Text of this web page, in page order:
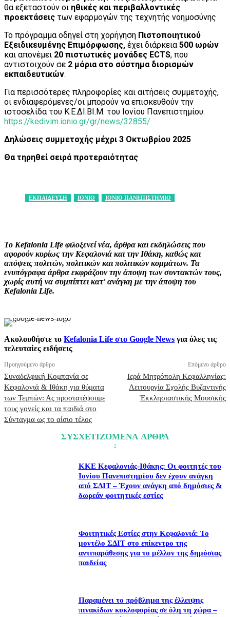
θα εξεταστούν οι ηθικές και περιβαλλοντικές
προεκτάσεις των εφαρμογών της τεχνητής νοημοσύνης
Το πρόγραμμα οδηγεί στη χορήγηση Πιστοποιητικού
Εξειδικευμένης Επιμόρφωσης, έχει διάρκεια500 ωρών
και απονέμει 20 πιστωτικές μονάδες ECTS, που
αντιστοιχούν σε 2 μόρια στο σύστημα διορισμών
εκπαιδευτικών.
Για περισσότερες πληροφορίες και αιτήσεις συμμετοχής,
οι ενδιαφερόμενες/οι μπορούν να επισκευθούν την
ιστοσελίδα του Κ.Ε.ΔΙ.ΒΙ.Μ. του Ιονίου Πανεπιστημίου:
https://kedivim.ionio.gr/gr/news/32855/
Δηλώσεις συμμετοχής μέχρι 3 Οκτωβρίου 2025
Θα τηρηθεί σειρά προτεραιότητας
ΕΚΠΑΙΔΕΥΣΗ ΙΟΝΙΟ ΙΟΝΙΟ ΠΑΝΕΠΙΣΤΗΜΙΟ
Το Kefalonia Life φιλοξενεί νέα, άρθρα και εκδηλώσεις που
αφορούν κυρίως την Κεφαλονιά και την Ιθάκη, καθώς και
απόψεις πολιτών, πολιτικών και πολιτικών κομμάτων. Τα
ενυπόγραφα άρθρα εκφράζουν την άποψη των συντακτών τους,
χωρίς αυτή να συμπίπτει κατ' ανάγκη με την άποψη του
Kefalonia Life.
Ακολουθήστε το Kefalonia Life στο Google News για όλες τις
τελευταίες ειδήσεις
Προηγούμενο άρθρο
Συναδελφική Κομπανία σε
Κεφαλονιά & Ιθάκη για θύματα
των Τεμπών: Ας προστατέψουμε
τους γονείς και τα παιδιά στο
Σύνταγμα ως το αίσιο τέλος
Επόμενο άρθρο
Ιερά Μητρόπολη Κεφαλληνίας:
Λειτουργία Σχολής Βυζαντινής
Ἐκκλησιαστικής Μουσικής
ΣΥΣΧΕΤΙΖΟΜΕΝΑ ΑΡΘΡΑ
ΚΚΕ Κεφαλονιάς-Ιθάκης: Οι φοιτητές του
Ιονίου Πανεπιστημίου δεν έχουν ανάγκη
από ΣΔΙΤ – Έχουν ανάγκη από δημόσιες &
δωρεάν φοιτητικές εστίες
Φοιτητικές Εστίες στην Κεφαλονιά: Το
μοντέλο ΣΔΙΤ στο επίκεντρο της
αντιπαράθεσης για το μέλλον της δημόσιας
παιδείας
Παραμένει το πρόβλημα της έλλειψης
πινακίδων κυκλοφορίας σε όλη τη χώρα –